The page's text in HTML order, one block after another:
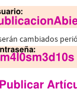
cambiados